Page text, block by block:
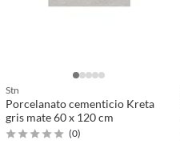
Stn
Porcelanato cementicio Kreta
gris mate 60 x 120 cm
(0)